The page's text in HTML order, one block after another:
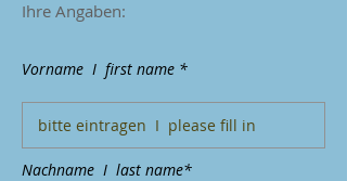
Ihre Angaben:
Vorname I first name *
Nachname I last name*